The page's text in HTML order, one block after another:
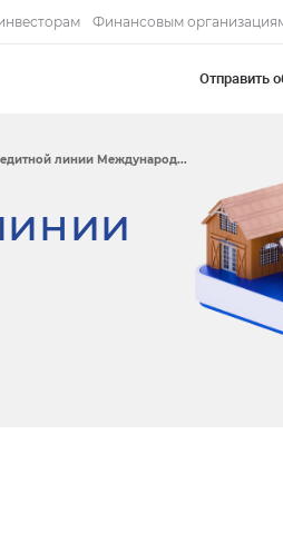
Финансовым
Отправить
линии Международ...